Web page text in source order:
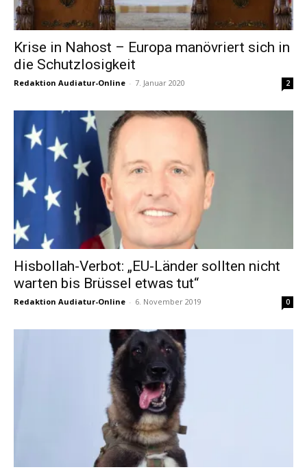
Krise in Nahost – Europa manövriert sich in
die Schutzlosigkeit
Redaktion Audiatur-Online - 7. Januar 2020 2
Hisbollah-Verbot: „EU-Länder sollten nicht
warten bis Brüssel etwas tut“
Redaktion Audiatur-Online - 6. November 2019 0